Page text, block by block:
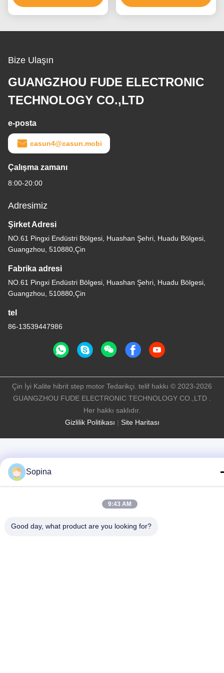
Bize Ulaşın
GUANGZHOU FUDE ELECTRONIC
TECHNOLOGY CO.,LTD
e-posta
casun4@casun.mobi
Çalışma zamanı
8:00-20:00
Adresimiz
Şirket Adresi
NO.61 Pingxi Endüstri Bölgesi, Huashan Şehri, Huadu Bölgesi,
Guangzhou, 510880,Çin
Fabrika adresi
NO.61 Pingxi Endüstri Bölgesi, Huashan Şehri, Huadu Bölgesi,
Guangzhou, 510880,Çin
tel
86-13539447986
Gizlilik Politikası | Site Haritası
Çin İyi Kalite hibrit step motor Tedarikçi. telif hakkı © 2023-2026
GUANGZHOU FUDE ELECTRONIC TECHNOLOGY CO.,LTD .
Her hakkı saklıdır.
Sopina
9:43 AM
Good day, what product are you looking for?